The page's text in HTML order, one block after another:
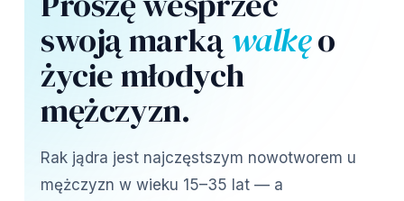
swoją marką walkęo
życie młodych
mężczyzn.
Rak jądra jest najczęstszym nowotworem u
mężczyzn w wieku 15–35 lat — a